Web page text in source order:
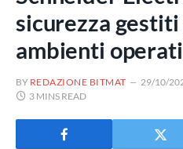
sicurezza
ambienti
BY REDAZIONE BITMAT 29/10/
3 MINS READ